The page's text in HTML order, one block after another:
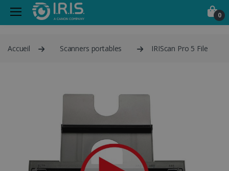
0
Accueil Scanners portables IRIScan Pro 5 File